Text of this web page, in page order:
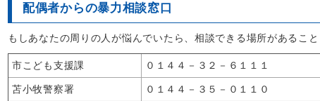
配偶者からの暴力相談窓口
もしあなたの周りの人が悩んでいたら、相談できる場所があるこ
市こども支援課 ０１４４－３２－６１１１
苫小牧警察署 ０１４４－３５－０１１０